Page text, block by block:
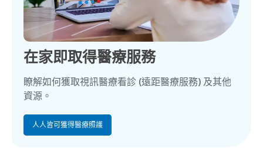
在家即取得醫療服務
瞭解如何獲取視訊醫療看診 (遠距醫療服務) 及其他
資源。
人人皆可獲得醫療照護